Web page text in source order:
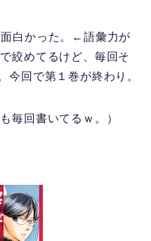
面白かった。←語彙力が
絞めてるけど、毎回そ
今回で第１巻が終わり。
毎回書いてるｗ。）